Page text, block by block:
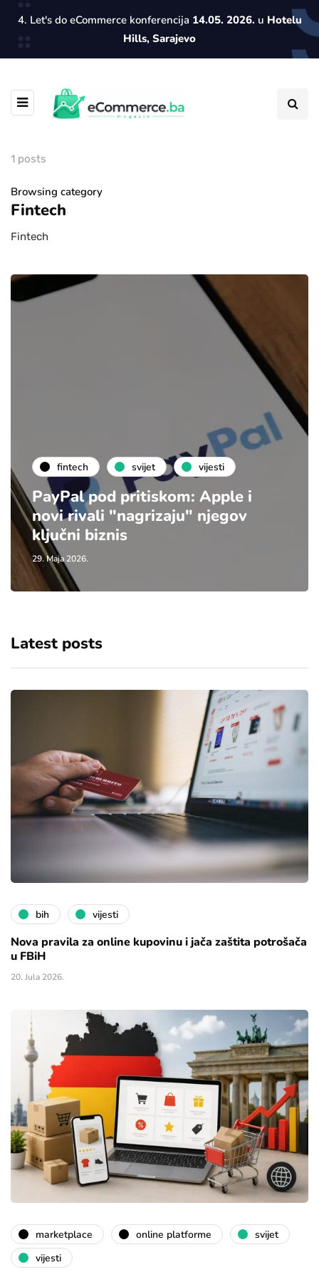
4. Let's do eCommerce konferencija 14.05. 2026.u Hotelu
Hills, Sarajevo
1 posts
Browsing category
Fintech
Fintech
fintech svijet vijesti
PayPal pod pritiskom: Apple i
novi rivali "nagrizaju" njegov
ključni biznis
29. Maja 2026.
Latest posts
bih vijesti
Nova pravila za online kupovinu i jača zaštita potrošača
u FBiH
20. Jula 2026.
marketplace online platforme
svijet
vijesti